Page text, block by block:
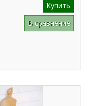
Купить
В сравнение